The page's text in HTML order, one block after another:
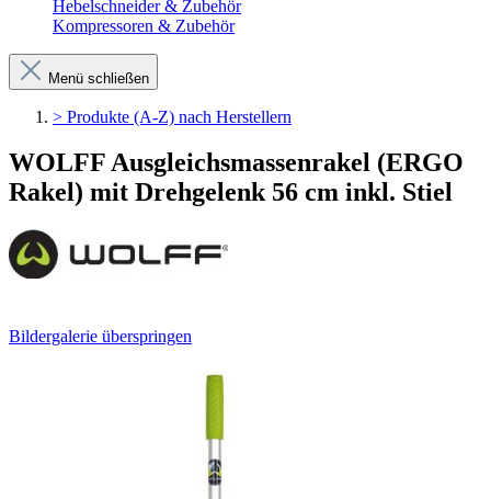
Hebelschneider & Zubehör
Kompressoren & Zubehör
Menü schließen
> Produkte (A-Z) nach Herstellern
WOLFF Ausgleichsmassenrakel (ERGO
Rakel) mit Drehgelenk 56 cm inkl. Stiel
Bildergalerie überspringen